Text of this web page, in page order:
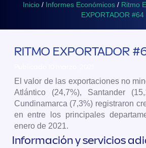
Inicio / Informes Económicos / Ritmo
EXPORTADOR #64
RITMO EXPORTADOR
El valor de las exportaciones no
Atlántico (24,7%), Santander
Cundinamarca (7,3%) registraron
en entre los principales
enero de 2021.
Información y servicios